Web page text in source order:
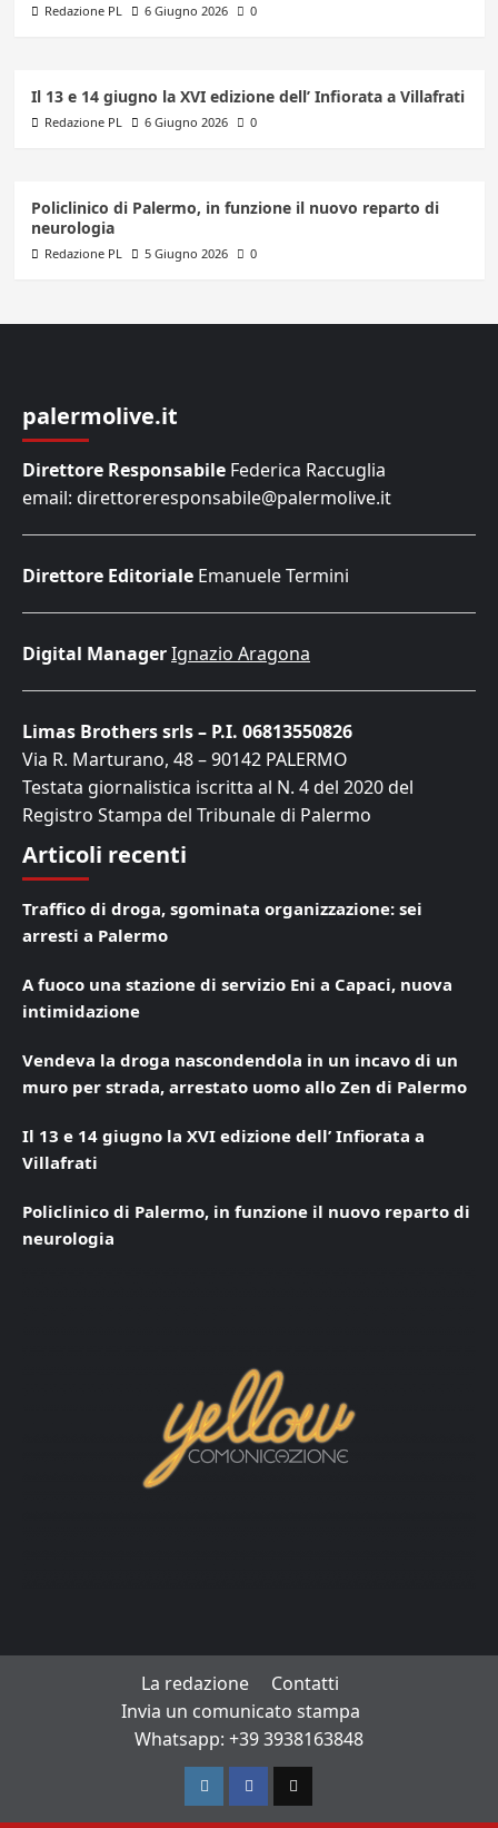
Redazione PL 6 Giugno 2026 0
Il 13 e 14 giugno la XVI edizione dell’ Infiorata a Villafrati
Redazione PL 6 Giugno 2026 0
Policlinico di Palermo, in funzione il nuovo reparto di
neurologia
Redazione PL 5 Giugno 2026 0
palermolive.it
Direttore Responsabile Federica Raccuglia
email: direttoreresponsabile@palermolive.it
Direttore Editoriale Emanuele Termini
Digital ManagerIgnazio Aragona
Limas Brothers srls – P.I. 06813550826
Via R. Marturano, 48 – 90142 PALERMO
Testata giornalistica iscritta al N. 4 del 2020 del
Registro Stampa del Tribunale di Palermo
Articoli recenti
Traffico di droga, sgominata organizzazione: sei
arresti a Palermo
A fuoco una stazione di servizio Eni a Capaci, nuova
intimidazione
Vendeva la droga nascondendola in un incavo di un
muro per strada, arrestato uomo allo Zen di Palermo
Il 13 e 14 giugno la XVI edizione dell’ Infiorata a
Villafrati
Policlinico di Palermo, in funzione il nuovo reparto di
neurologia
La redazione
Contatti
Invia un comunicato stampa
Whatsapp: +39 3938163848
InstagramFacebook
TikTok